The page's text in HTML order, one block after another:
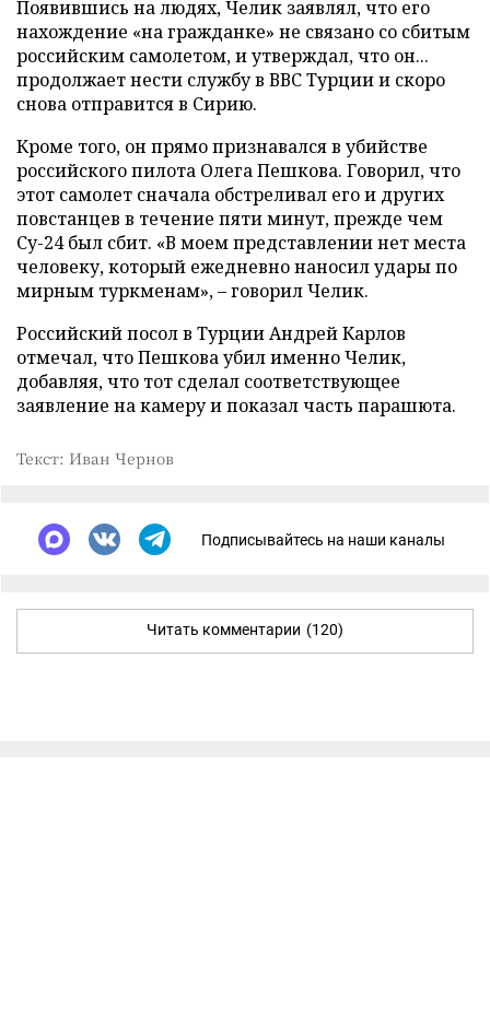
Появившись на людях, Челик заявлял, что его
нахождение «на гражданке» не связано со сбитым
российским самолетом, и утверждал, что он...
продолжает нести службу в ВВС Турции и скоро
снова отправится в Сирию.
Кроме того, он прямо признавался в убийстве
российского пилота Олега Пешкова. Говорил, что
этот самолет сначала обстреливал его и других
повстанцев в течение пяти минут, прежде чем
Су-24 был сбит. «В моем представлении нет места
человеку, который ежедневно наносил удары по
мирным туркменам», – говорил Челик.
Российский посол в Турции Андрей Карлов
отмечал, что Пешкова убил именно Челик,
добавляя, что тот сделал соответствующее
заявление на камеру и показал часть парашюта.
Текст: Иван Чернов
Подписывайтесь на наши каналы
Читать комментарии (120)